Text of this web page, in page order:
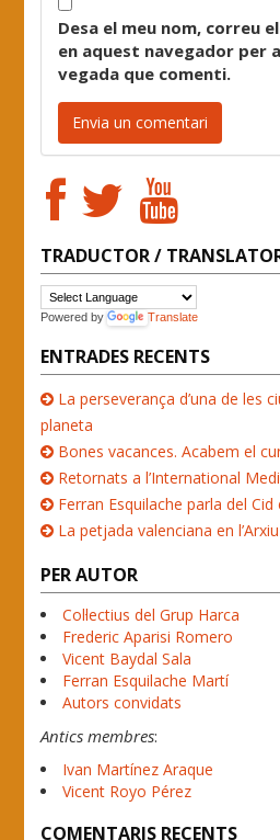
Desa el meu nom, correu
en aquest navegador per
vegada que comenti.
TRADUCTOR /
Powered by Translate
ENTRADES RECENTS
La perseverança d’una de les
planeta
Bones vacances. Acabem el
Retornats a l’International
Ferran Esquilache parla del Cid
La petjada valenciana en
PER AUTOR
Col·lectius del Grup Harca
Frederic Aparisi Romero
Vicent Baydal Sala
Ferran Esquilache Martí
Autors convidats
Antics membres:
Ivan Martínez Araque
Vicent Royo Pérez
COMENTARIS RECENTS